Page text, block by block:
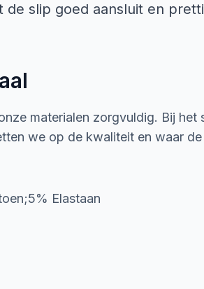
de slip goed aansluit en
materialen zorgvuldig. Bij het
we op de kwaliteit en waar
Elastaan